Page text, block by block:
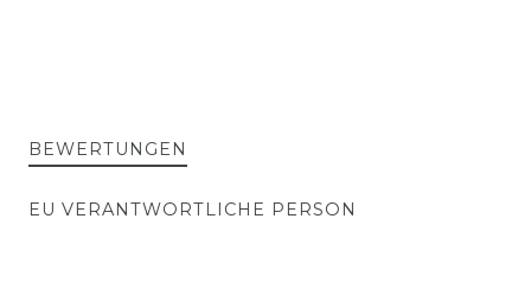
BEWERTUNGEN
EU VERANTWORTLICHE PERSON